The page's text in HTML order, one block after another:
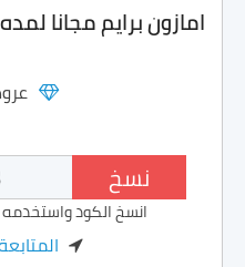
امازون برايم مجانا لمده 30 يوما
نسخ
انسخ الكود واستخدمه